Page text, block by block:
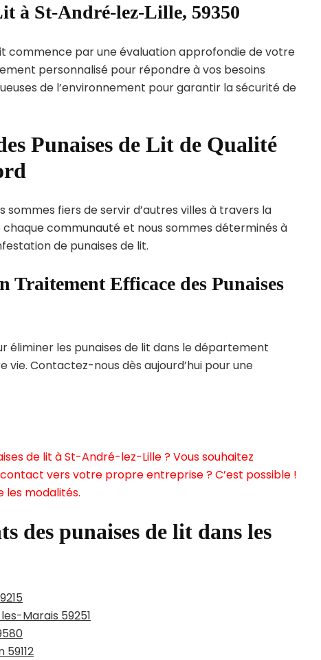
à St-André-lez-Lille, 59350
commence par une évaluation approfondie de votre
personnalisé pour répondre à vos besoins
de l’environnement pour garantir la sécurité de
Punaises de Lit de Qualité
fiers de servir d’autres villes à travers la
chaque communauté et nous sommes déterminés à
de punaises de lit.
Traitement Efficace des Punaises
éliminer les punaises de lit dans le département
Contactez-nous dès aujourd’hui pour une
de lit à St-André-lez-Lille ? Vous souhaitez
vers votre propre entreprise ? C’est possible !
les modalités.
des punaises de lit dans les
Marais 59251